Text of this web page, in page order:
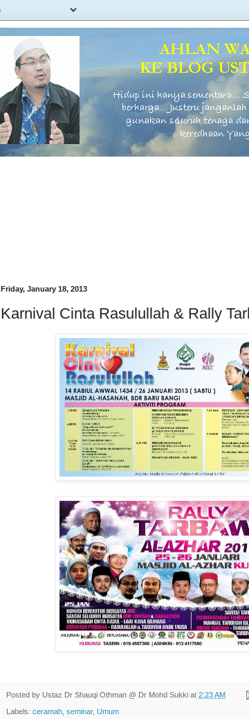
Friday, January 18, 2013
Karnival Cinta Rasulullah & Rally
Posted by Ustaz Dr Shauqi Othman @ Dr Mohd Sukki at 2:23 AM
Labels: ceramah seminar, Umum